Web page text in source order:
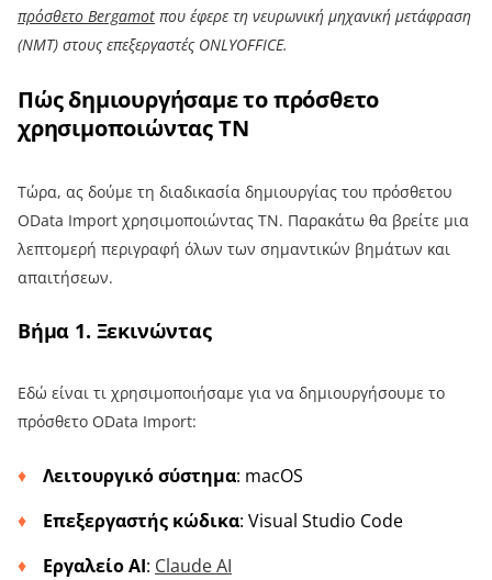
πρόσθετο Bergamot που έφερε τη νευρωνική μηχανική μετάφραση
(NMT) στους επεξεργαστές ONLYOFFICE.
Πώς δημιουργήσαμε το πρόσθετο
χρησιμοποιώντας TN
Τώρα, ας δούμε τη διαδικασία δημιουργίας του πρόσθετου
OData Import χρησιμοποιώντας TN. Παρακάτω θα βρείτε μια
λεπτομερή περιγραφή όλων των σημαντικών βημάτων και
απαιτήσεων.
Βήμα 1. Ξεκινώντας
Εδώ είναι τι χρησιμοποιήσαμε για να δημιουργήσουμε το
πρόσθετο OData Import:
Λειτουργικό σύστημα: macOS
Επεξεργαστής κώδικα: Visual Studio Code
Εργαλείο AI: Claude AI